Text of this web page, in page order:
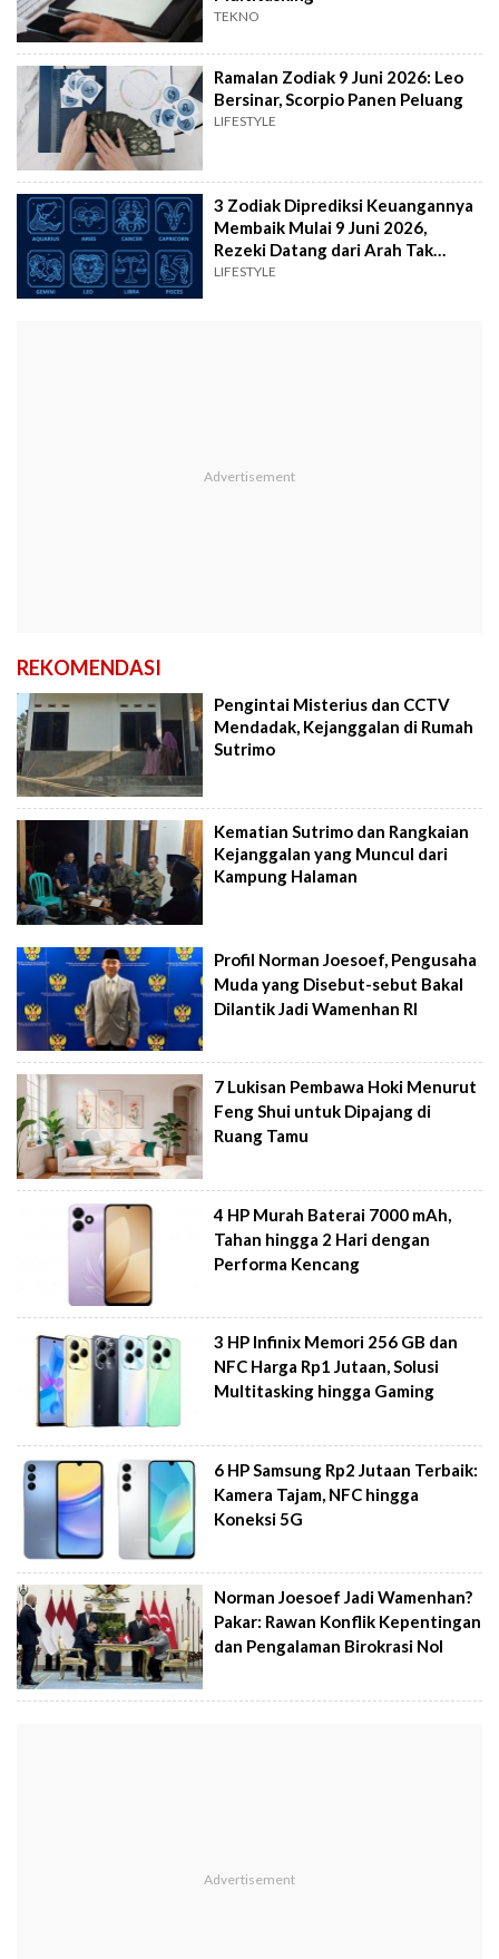
TEKNO
Ramalan Zodiak 9 Juni 2026: Leo
Bersinar, Scorpio Panen Peluang
LIFESTYLE
3 Zodiak Diprediksi Keuangannya
Membaik Mulai 9 Juni 2026,
Rezeki Datang dari Arah Tak
Terduga
LIFESTYLE
REKOMENDASI
Pengintai Misterius dan CCTV
Mendadak, Kejanggalan di Rumah
Sutrimo
Kematian Sutrimo dan Rangkaian
Kejanggalan yang Muncul dari
Kampung Halaman
Profil Norman Joesoef, Pengusaha
Muda yang Disebut-sebut Bakal
Dilantik Jadi Wamenhan RI
7 Lukisan Pembawa Hoki Menurut
Feng Shui untuk Dipajang di
Ruang Tamu
4 HP Murah Baterai 7000 mAh,
Tahan hingga 2 Hari dengan
Performa Kencang
3 HP Infinix Memori 256 GB dan
NFC Harga Rp1 Jutaan, Solusi
Multitasking hingga Gaming
6 HP Samsung Rp2 Jutaan Terbaik:
Kamera Tajam, NFC hingga
Koneksi 5G
Norman Joesoef Jadi Wamenhan?
Pakar: Rawan Konflik Kepentingan
dan Pengalaman Birokrasi Nol